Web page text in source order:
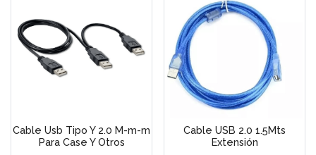
Cable Usb Tipo Y 2.0 M-m-m
Para Case Y Otros
Cable USB 2.0 1.5Mts
Extensión